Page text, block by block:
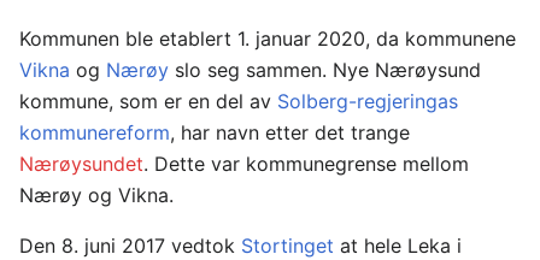
Kommunen ble etablert 1. januar 2020, da kommunene
Vikna og Nærøy slo seg sammen. Nye Nærøysund
kommune, som er en del av Solberg-regjeringas
kommunereform, har navn etter det trange
Nærøysundet. Dette var kommunegrense mellom
Nærøy og Vikna.
Den 8. juni 2017 vedtok Stortinget at hele Leka i